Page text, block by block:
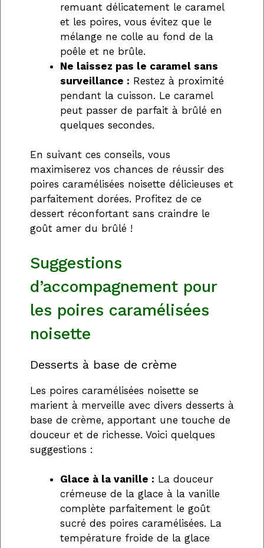
remuant délicatement le caramel
et les poires, vous évitez que le
mélange ne colle au fond de la
poêle et ne brûle.
Ne laissez pas le caramel sans
surveillance : Restez à proximité
pendant la cuisson. Le caramel
peut passer de parfait à brûlé en
quelques secondes.
En suivant ces conseils, vous
maximiserez vos chances de réussir des
poires caramélisées noisette délicieuses et
parfaitement dorées. Profitez de ce
dessert réconfortant sans craindre le
goût amer du brûlé !
Suggestions
d’accompagnement pour
les poires caramélisées
noisette
Desserts à base de crème
Les poires caramélisées noisette se
marient à merveille avec divers desserts à
base de crème, apportant une touche de
douceur et de richesse. Voici quelques
suggestions :
Glace à la vanille : La douceur
crémeuse de la glace à la vanille
complète parfaitement le goût
sucré des poires caramélisées. La
température froide de la glace